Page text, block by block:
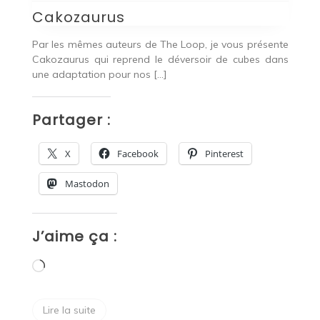
7 Wonders Dice
Tu aimes l’univers de 7 Wonders ainsi que le Roll
&Write ? Alors je te présente 7 Wonders Dice ! Pitch
Dans 7 […]
Partager :
X Facebook Pinterest
Mastodon
J’aime ça :
Chargement…
Lire la suite